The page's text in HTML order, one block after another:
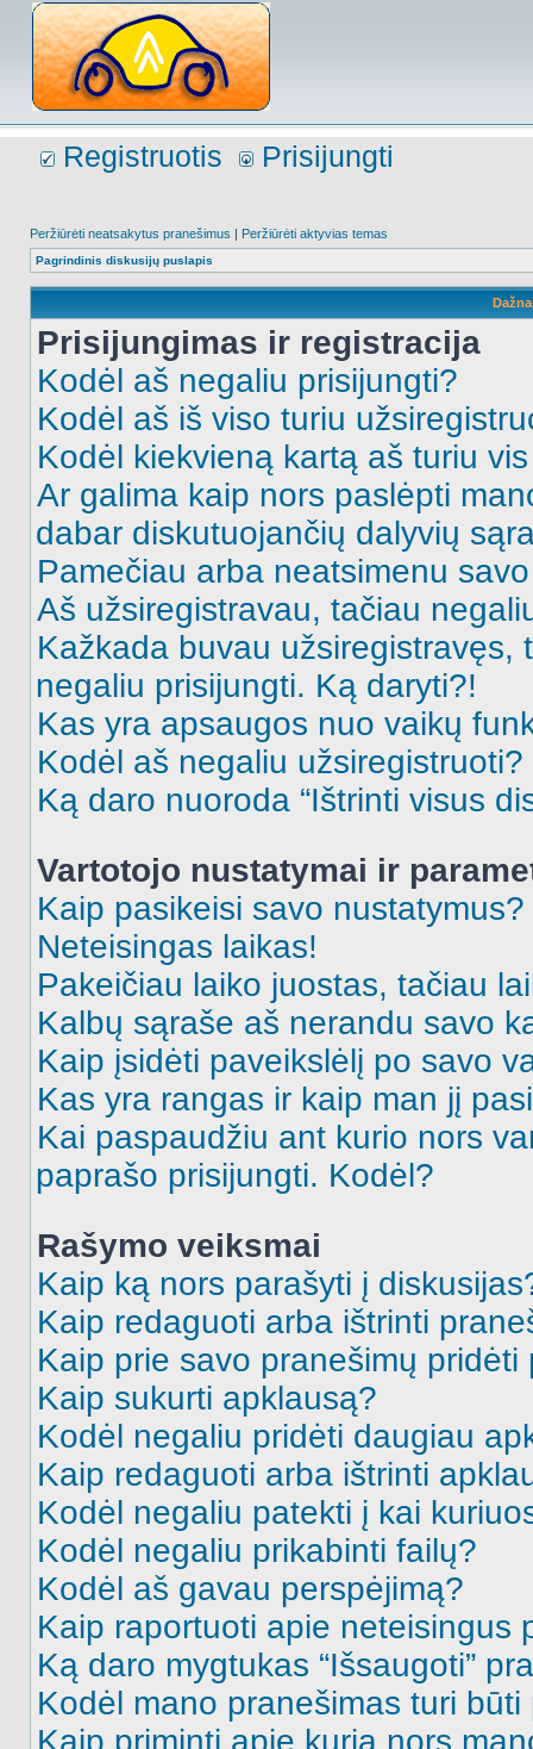
Registruotis Prisijungti
Peržiūrėti neatsakytus pranešimus | Peržiūrėti aktyvias temas
Pagrindinis diskusijų puslapis
Prisijungimas ir registracija
Kodėl aš negaliu prisijungti?
Kodėl aš iš viso turiu
Kodėl kiekvieną kartą aš turiu
Ar galima kaip nors paslėpti
dabar diskutuojančių dalyvių
Pamečiau arba neatsimenu
Aš užsiregistravau, tačiau
Kažkada buvau užsiregistravęs,
negaliu prisijungti. Ką daryti?!
Kas yra apsaugos nuo vaikų
Kodėl aš negaliu užsiregistruoti?
Ką daro nuoroda “Ištrinti visus
Vartotojo nustatymai ir
Kaip pasikeisi savo nustatymus?
Neteisingas laikas!
Pakeičiau laiko juostas, tačiau
Kalbų sąraše aš nerandu savo
Kaip įsidėti paveikslėlį po savo
Kas yra rangas ir kaip man jį
Kai paspaudžiu ant kurio nors
paprašo prisijungti. Kodėl?
Rašymo veiksmai
Kaip ką nors parašyti į
Kaip redaguoti arba ištrinti
Kaip prie savo pranešimų pridėti
Kaip sukurti apklausą?
Kodėl negaliu pridėti daugiau
Kaip redaguoti arba ištrinti
Kodėl negaliu patekti į kai
Kodėl negaliu prikabinti failų?
Kodėl aš gavau perspėjimą?
Kaip raportuoti apie neteisingus
Ką daro mygtukas “Išsaugoti”
Kodėl mano pranešimas turi būti
Kaip priminti apie kurią nors